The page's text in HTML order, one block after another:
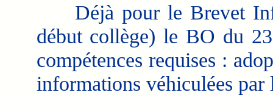
Déjà pour le Brevet
début collège) le BO du
compétences requises :
informations véhiculées